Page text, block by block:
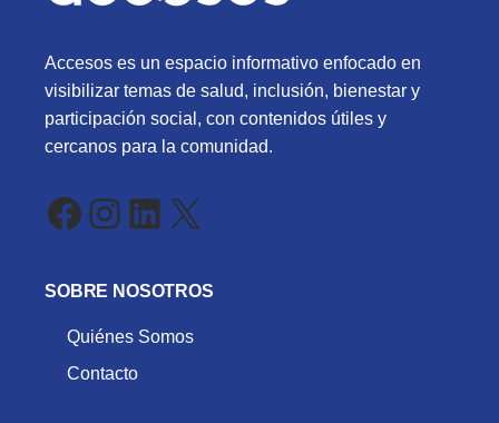
Accesos es un espacio informativo enfocado en
visibilizar temas de salud, inclusión, bienestar y
participación social, con contenidos útiles y
cercanos para la comunidad.
Facebook
Instagram
LinkedIn
X
SOBRE NOSOTROS
Quiénes Somos
Contacto